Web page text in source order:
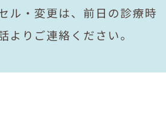
ル・変更は、前日の診療時
よりご連絡ください。